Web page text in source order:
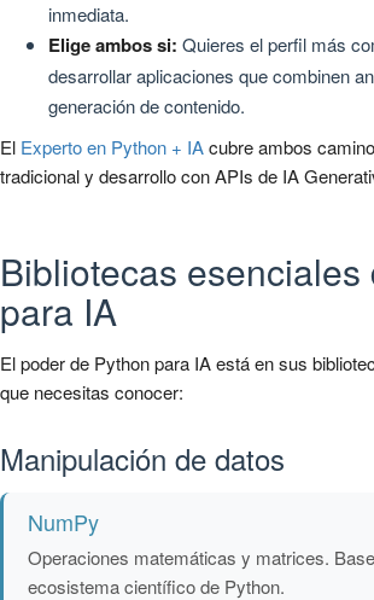
inmediata.
Elige ambos si: Quieres el perfil más
desarrollar aplicaciones que combinen
generación de contenido.
El Experto en Python + IAcubre ambos
tradicional y desarrollo con APIs de IA
Bibliotecas esenciales
para IA
El poder de Python para IA está en sus
que necesitas conocer:
Manipulación de datos
NumPy
Operaciones matemáticas y matrices.
ecosistema científico de Python.